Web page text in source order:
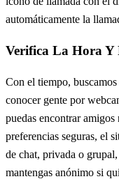
automáticamente la
Verifica La Hora Y
Con el tiempo,
conocer gente por
puedas encontrar
preferencias seguras, el
de chat, privada o
mantengas anónimo si